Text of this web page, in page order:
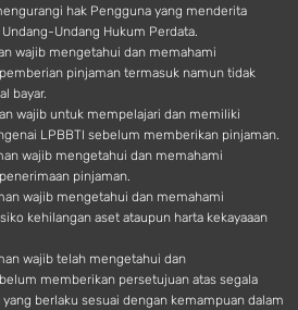
hak Pengguna yang menderita
Undang Hukum Perdata.
wajib mengetahui dan memahami
pinjaman termasuk namun tidak
bayar.
wajib untuk mempelajari dan memiliki
LPBBTI sebelum memberikan pinjaman.
wajib mengetahui dan memahami
pinjaman.
wajib mengetahui dan memahami
kehilangan aset ataupun harta kekayaaan
wajib telah mengetahui dan
memberikan persetujuan atas segala
berlaku sesuai dengan kemampuan dalam